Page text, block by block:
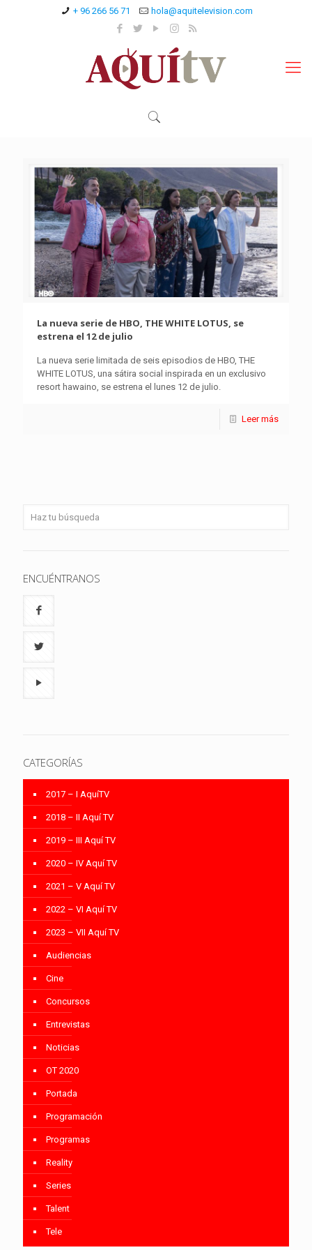
+ 96 266 56 71 hola@aquitelevision.com
La nueva serie de HBO, THE WHITE LOTUS, se
estrena el 12 de julio
La nueva serie limitada de seis episodios de HBO, THE
WHITE LOTUS, una sátira social inspirada en un exclusivo
resort hawaino, se estrena el lunes 12 de julio.
Leer más
ENCUÉNTRANOS
CATEGORÍAS
2017 – I AquíTV
2018 – II Aquí TV
2019 – III Aquí TV
2020 – IV Aquí TV
2021 – V Aquí TV
2022 – VI Aquí TV
2023 – VII Aquí TV
Audiencias
Cine
Concursos
Entrevistas
Noticias
OT 2020
Portada
Programación
Programas
Reality
Series
Talent
Tele